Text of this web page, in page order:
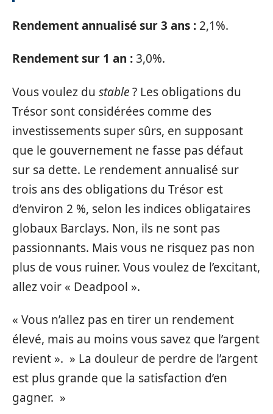
Rendement annualisé sur 3 ans : 2,1%.
Rendement sur 1 an :3,0%.
Vous voulez du stable? Les obligations du
Trésor sont considérées comme des
investissements super sûrs, en supposant
que le gouvernement ne fasse pas défaut
sur sa dette. Le rendement annualisé sur
trois ans des obligations du Trésor est
d’environ 2 %, selon les indices obligataires
globaux Barclays. Non, ils ne sont pas
passionnants. Mais vous ne risquez pas non
plus de vous ruiner. Vous voulez de l’excitant,
allez voir « Deadpool ».
« Vous n’allez pas en tirer un rendement
élevé, mais au moins vous savez que l’argent
revient ». » La douleur de perdre de l’argent
est plus grande que la satisfaction d’en
gagner. »